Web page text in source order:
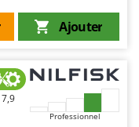
Ajouter
7,9
Professionnel